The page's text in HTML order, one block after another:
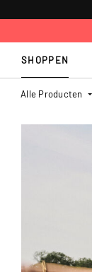
SHOPPEN
Alle Producten